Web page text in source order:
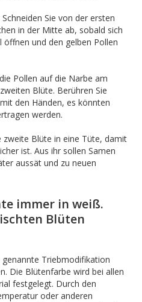
Schneiden Sie von der ersten
in der Mitte ab, sobald sich
öffnen und den gelben Pollen
Pollen auf die Narbe am
Blüte. Berühren Sie
den Händen, es könnten
werden.
zweite Blüte in eine Tüte, damit
ist. Aus ihr sollen Samen
aussät und zu neuen
immer in weiß.
Blüten
Triebmodifikation
Die Blütenfarbe wird bei allen
festgelegt. Durch den
oder anderen